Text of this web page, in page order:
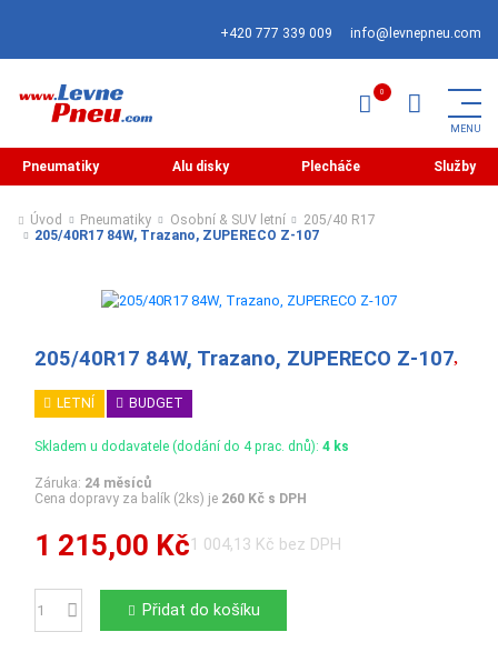
+420 777 339 009 info@levnepneu.com
Pneumatiky Alu disky Plecháče Služby
Úvod Pneumatiky Osobní & SUV letní
205/40 R17
205/40R17 84W, Trazano, ZUPERECO Z-107
205/40R17 84W, Trazano, ZUPERECO Z-107
LETNÍ BUDGET
Skladem u dodavatele (dodání do 4 prac. dnů):4 ks
Záruka: 24 měsíců
Cena dopravy za balík (2ks) je 260 Kč s DPH
1 215,00 Kč1 004,13 Kč bez DPH
Počet Přidat do košíku